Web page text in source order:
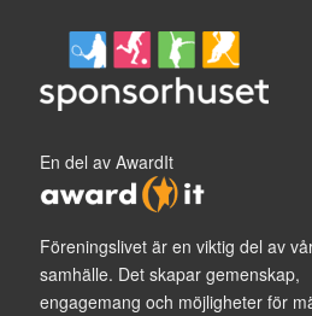
En del av AwardIt
Föreningslivet är en viktig del av
samhälle. Det skapar gemenskap,
engagemang och möjligheter för